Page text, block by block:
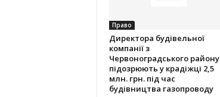
Право
Директора будівельної
компанії з
Червоноградського району
підозрюють у крадіжці 2,5
млн. грн. під час
будівництва газопроводу